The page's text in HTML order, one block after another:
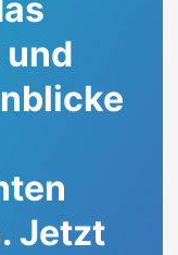
Jetzt